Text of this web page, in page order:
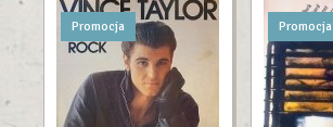
Promocja Promocja